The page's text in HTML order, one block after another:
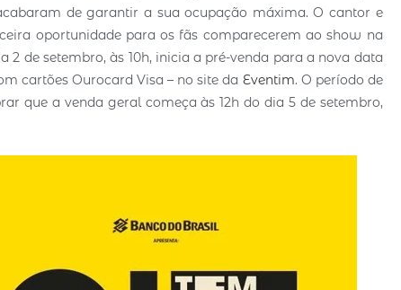
de garantir a sua ocupação máxima. O cantor e
oportunidade para os fãs comparecerem ao show na
de setembro, às 10h, inicia a pré-venda para a nova data
cartões Ourocard Visa – no site da Eventim. O período de
que a venda geral começa às 12h do dia 5 de setembro,